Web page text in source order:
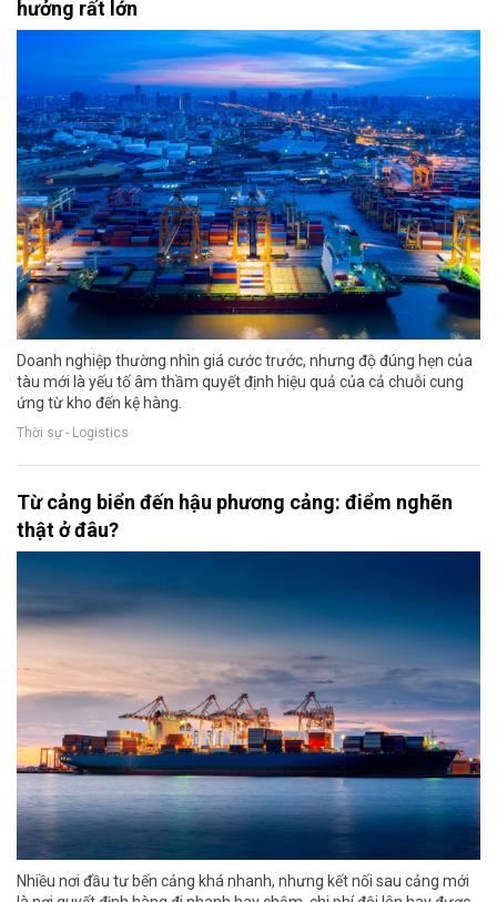
hưởng rất lớn
Doanh nghiệp thường nhìn giá cước trước, nhưng độ đúng hẹn của
tàu mới là yếu tố âm thầm quyết định hiệu quả của cả chuỗi cung
ứng từ kho đến kệ hàng.
Thời sự - Logistics
Từ cảng biển đến hậu phương cảng: điểm nghẽn
thật ở đâu?
Nhiều nơi đầu tư bến cảng khá nhanh, nhưng kết nối sau cảng mới